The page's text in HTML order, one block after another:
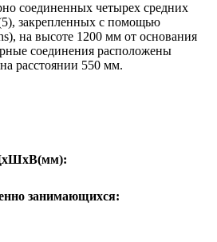
соединенных четырех средних
закрепленных с помощью
на высоте 1200 мм от основания
соединения расположены
расстоянии 550 мм.
занимающихся: